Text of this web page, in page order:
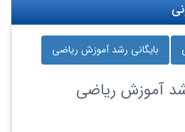
بایگانی رشد آموزش ریاضی
آموزش ریاضی